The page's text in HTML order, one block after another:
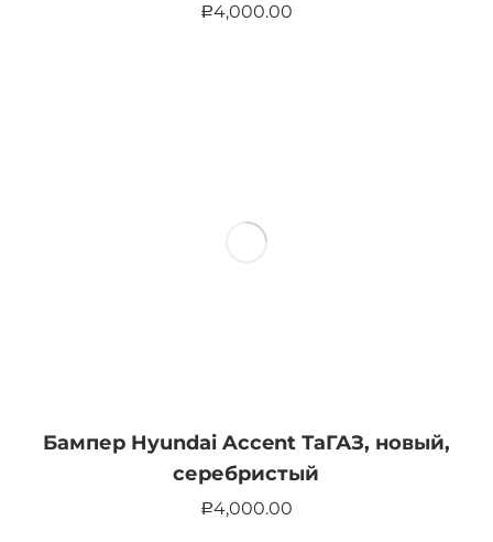
Р4,000.00
Бампер Hyundai Accent ТаГАЗ, новый,
серебристый
Р4,000.00